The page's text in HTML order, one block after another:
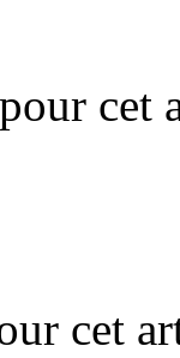
cet
cet